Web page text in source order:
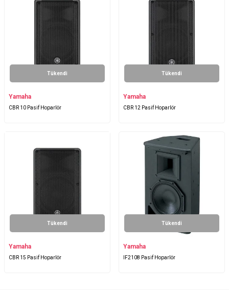
Tükendi
Yamaha
CBR 10 Pasif Hoparlör
Tükendi
Yamaha
CBR 12 Pasif Hoparlör
Tükendi
Yamaha
CBR 15 Pasif Hoparlör
Tükendi
Yamaha
IF2108 Pasif Hoparlör